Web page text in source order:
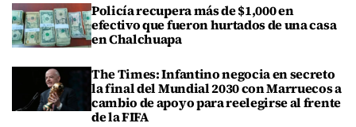
Policía recupera más de $1,000 en
efectivo que fueron hurtados de una casa
en Chalchuapa
The Times: Infantino negocia en secreto
la final del Mundial 2030 con Marruecos a
cambio de apoyo para reelegirse al frente
de la FIFA